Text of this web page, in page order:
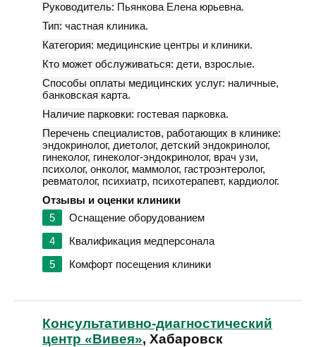
Руководитель: Пьянкова Елена юрьевна.
Тип: частная клиника.
Категория: медицинские центры и клиники.
Кто может обслуживаться: дети, взрослые.
Способы оплаты медицинских услуг: наличные,
банковская карта.
Наличие парковки: гостевая парковка.
Перечень специалистов, работающих в клинике:
эндокринолог, диетолог, детский эндокринолог,
гинеколог, гинеколог-эндокринолог, врач узи,
психолог, онколог, маммолог, гастроэнтеролог,
ревматолог, психиатр, психотерапевт, кардиолог.
Отзывы и оценки клиники
5
Оснащение оборудованием
4
Квалификация медперсонала
5
Комфорт посещения клиники
Консультативно-диагностический
центр «Вивея», Хабаровск